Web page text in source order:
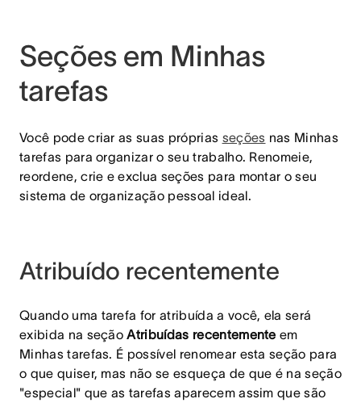
Seções em Minhas
tarefas
Você pode criar as suas próprias seções nas Minhas
tarefas para organizar o seu trabalho. Renomeie,
reordene, crie e exclua seções para montar o seu
sistema de organização pessoal ideal.
Atribuído recentemente
Quando uma tarefa for atribuída a você, ela será
exibida na seçãoAtribuídas recentemente em
Minhas tarefas. É possível renomear esta seção para
o que quiser, mas não se esqueça de que é na seção
"especial" que as tarefas aparecem assim que são